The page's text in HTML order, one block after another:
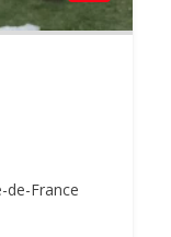
de-France